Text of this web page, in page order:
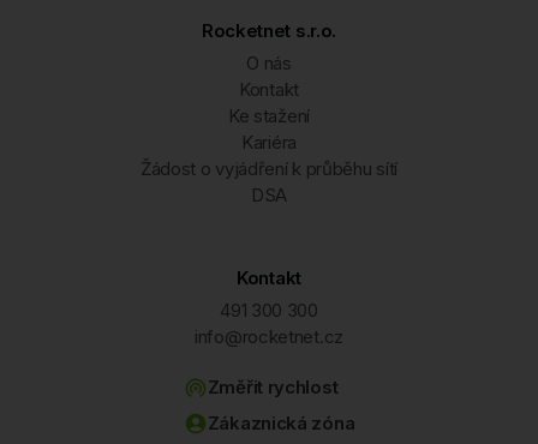
Rocketnet s.r.o.
O nás
Kontakt
Ke stažení
Kariéra
Žádost o vyjádření k průběhu sítí
DSA
Kontakt
491 300 300
info@rocketnet.cz
Změřit rychlost
Zákaznická zóna